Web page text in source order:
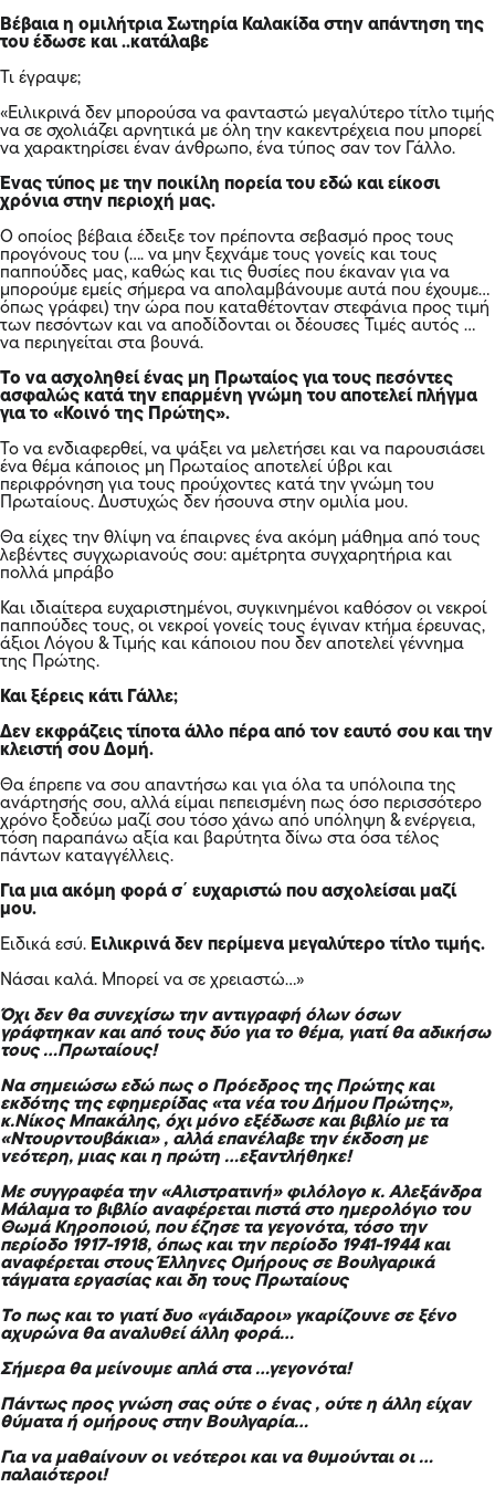
Βέβαια η ομιλήτρια Σωτηρία Καλακίδα στην απάντηση της
του έδωσε και ..κατάλαβε
Τι έγραψε;
«Ειλικρινά δεν μπορούσα να φανταστώ μεγαλύτερο τίτλο τιμής
να σε σχολιάζει αρνητικά με όλη την κακεντρέχεια που μπορεί
να χαρακτηρίσει έναν άνθρωπο, ένα τύπος σαν τον Γάλλο.
Ένας τύπος με την ποικίλη πορεία του εδώ και είκοσι
χρόνια στην περιοχή μας.
Ο οποίος βέβαια έδειξε τον πρέποντα σεβασμό προς τους
προγόνους του (…. να μην ξεχνάμε τους γονείς και τους
παππούδες μας, καθώς και τις θυσίες που έκαναν για να
μπορούμε εμείς σήμερα να απολαμβάνουμε αυτά που έχουμε…
όπως γράφει) την ώρα που καταθέτονταν στεφάνια προς τιμή
των πεσόντων και να αποδίδονται οι δέουσες Τιμές αυτός …
να περιηγείται στα βουνά.
Το να ασχοληθεί ένας μη Πρωταίος για τους πεσόντες
ασφαλώς κατά την επαρμένη γνώμη του αποτελεί πλήγμα
για το «Κοινό της Πρώτης».
Το να ενδιαφερθεί, να ψάξει να μελετήσει και να παρουσιάσει
ένα θέμα κάποιος μη Πρωταίος αποτελεί ύβρι και
περιφρόνηση για τους προύχοντες κατά την γνώμη του
Πρωταίους. Δυστυχώς δεν ήσουνα στην ομιλία μου.
Θα είχες την θλίψη να έπαιρνες ένα ακόμη μάθημα από τους
λεβέντες συγχωριανούς σου: αμέτρητα συγχαρητήρια και
πολλά μπράβο
Και ιδιαίτερα ευχαριστημένοι, συγκινημένοι καθόσον οι νεκροί
παππούδες τους, οι νεκροί γονείς τους έγιναν κτήμα έρευνας,
άξιοι Λόγου & Τιμής και κάποιου που δεν αποτελεί γέννημα
της Πρώτης.
Και ξέρεις κάτι Γάλλε;
Δεν εκφράζεις τίποτα άλλο πέρα από τον εαυτό σου και την
κλειστή σου Δομή.
Θα έπρεπε να σου απαντήσω και για όλα τα υπόλοιπα της
ανάρτησής σου, αλλά είμαι πεπεισμένη πως όσο περισσότερο
χρόνο ξοδεύω μαζί σου τόσο χάνω από υπόληψη & ενέργεια,
τόση παραπάνω αξία και βαρύτητα δίνω στα όσα τέλος
πάντων καταγγέλλεις.
Για μια ακόμη φορά σ΄ ευχαριστώ που ασχολείσαι μαζί
μου.
Ειδικά εσύ. Ειλικρινά δεν περίμενα μεγαλύτερο τίτλο τιμής.
Νάσαι καλά. Μπορεί να σε χρειαστώ…»
Όχι δεν θα συνεχίσω την αντιγραφή όλων όσων
γράφτηκαν και από τους δύο για το θέμα, γιατί θα αδικήσω
τους …Πρωταίους!
Να σημειώσω εδώ πως ο Πρόεδρος της Πρώτης και
εκδότης της εφημερίδας «τα νέα του Δήμου Πρώτης»,
κ.Νίκος Μπακάλης, όχι μόνο εξέδωσε και βιβλίο με τα
«Ντουρντουβάκια» , αλλά επανέλαβε την έκδοση με
νεότερη, μιας και η πρώτη …εξαντλήθηκε!
Με συγγραφέα την «Αλιστρατινή» φιλόλογο κ. Αλεξάνδρα
Μάλαμα το βιβλίο αναφέρεται πιστά στο ημερολόγιο του
Θωμά Κηροποιού, που έζησε τα γεγονότα, τόσο την
περίοδο 1917-1918, όπως και την περίοδο 1941-1944 και
αναφέρεται στους Έλληνες Ομήρους σε Βουλγαρικά
τάγματα εργασίας και δη τους Πρωταίους
Το πως και το γιατί δυο «γάιδαροι» γκαρίζουνε σε ξένο
αχυρώνα θα αναλυθεί άλλη φορά…
Σήμερα θα μείνουμε απλά στα …γεγονότα!
Πάντως προς γνώση σας ούτε ο ένας , ούτε η άλλη είχαν
θύματα ή ομήρους στην Βουλγαρία…
Για να μαθαίνουν οι νεότεροι και να θυμούνται οι …
παλαιότεροι!